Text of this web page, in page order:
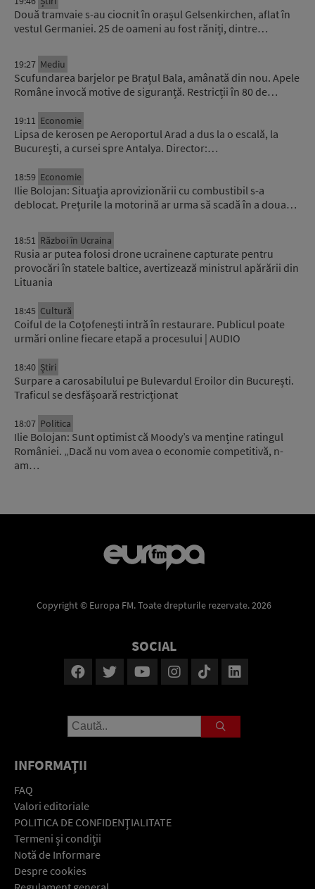
Două tramvaie s-au ciocnit în orașul Gelsenkirchen, aflat în
vestul Germaniei. 25 de oameni au fost răniți, dintre…
19:27 Mediu
Scufundarea barjelor pe Brațul Bala, amânată din nou. Apele
Române invocă motive de siguranță. Restricții în 80 de…
19:11 Economie
Lipsa de kerosen pe Aeroportul Arad a dus la o escală, la
București, a cursei spre Antalya. Director:…
18:59 Economie
Ilie Bolojan: Situaţia aprovizionării cu combustibil s-a
deblocat. Prețurile la motorină ar urma să scadă în a doua…
18:51 Război în Ucraina
Rusia ar putea folosi drone ucrainene capturate pentru
provocări în statele baltice, avertizează ministrul apărării din
Lituania
18:45 Cultură
Coiful de la Coțofenești intră în restaurare. Publicul poate
urmări online fiecare etapă a procesului | AUDIO
18:40 Știri
Surpare a carosabilului pe Bulevardul Eroilor din București.
Traficul se desfășoară restricționat
18:07 Politica
Ilie Bolojan: Sunt optimist că Moody’s va menține ratingul
României. „Dacă nu vom avea o economie competitivă, n-
am…
Copyright © Europa FM. Toate drepturile rezervate. 2026
SOCIAL
INFORMAŢII
FAQ
Valori editoriale
POLITICA DE CONFIDENŢIALITATE
Termeni şi condiţii
Notă de Informare
Despre cookies